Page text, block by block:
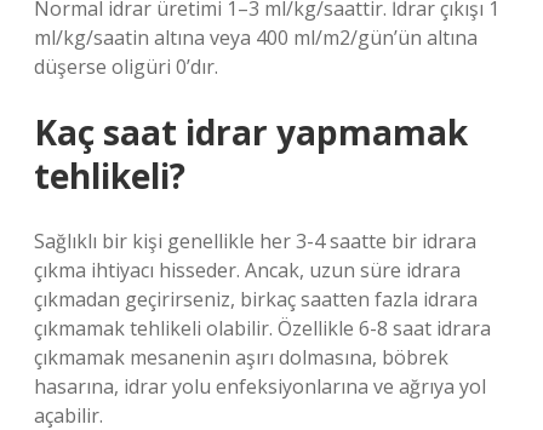
Normal idrar üretimi 1–3 ml/kg/saattir. İdrar çıkışı 1
ml/kg/saatin altına veya 400 ml/m2/gün’ün altına
düşerse oligüri 0’dır.
Kaç saat idrar yapmamak
tehlikeli?
Sağlıklı bir kişi genellikle her 3-4 saatte bir idrara
çıkma ihtiyacı hisseder. Ancak, uzun süre idrara
çıkmadan geçirirseniz, birkaç saatten fazla idrara
çıkmamak tehlikeli olabilir. Özellikle 6-8 saat idrara
çıkmamak mesanenin aşırı dolmasına, böbrek
hasarına, idrar yolu enfeksiyonlarına ve ağrıya yol
açabilir.